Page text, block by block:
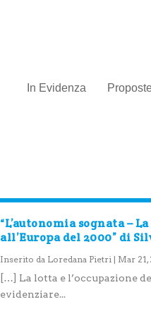
In Evidenza
“L’autonomia sognata –
all’Europa del 2000” di
Inserito da Loredana Pietri | Mar 21,
[…] La lotta e l’occupazione
evidenziare...